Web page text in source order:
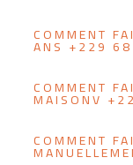
COMMENT
ANS +229
COMMENT
MAISONV
COMMENT